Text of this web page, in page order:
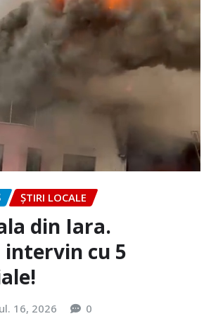
ȘTIRI LOCALE
din Iara.
cu 5
16, 2026 0